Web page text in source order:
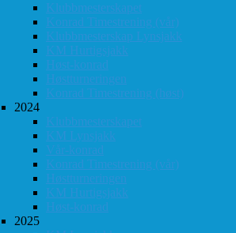
Klubbmesterskapet
Konrad Timestrening (vår)
Klubbmesterskap Lynsjakk
KM Hurtigsjakk
Høst-konrad
Høstturneringen
Konrad Timestrening (høst)
2024
Klubbmesterskapet
KM Lynsjakk
Vår-konrad
Konrad Timestrening (vår)
Høstturneringen
KM Hurtigsjakk
Høst-konrad
2025